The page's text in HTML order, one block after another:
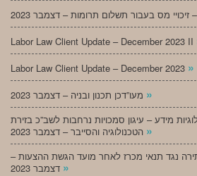
Labor Law Client Update – December 2023 II
Labor Law Client Update – December 2023 »
»
מידע – עיגון סמכויות נרחבות לשב”כ בזירת
»
נגד תנאי מכרז לאחר מועד הגשת ההצעות –
»